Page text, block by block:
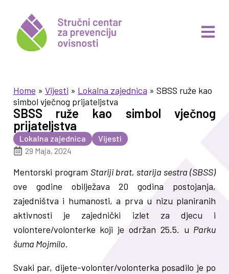
Home » Vijesti » Lokalna zajednica » SBSS ruže kao
simbol vječnog prijateljstva
SBSS ruže kao simbol vječnog
prijateljstva
Lokalna zajednica
Vijesti
29 Maja, 2024
Mentorski program Stariji brat, starija sestra (SBSS)
ove godine obilježava 20 godina postojanja,
zajedništva i humanosti, a prva u nizu planiranih
aktivnosti je zajednički izlet za djecu i
volontere/volonterke koji je održan 25.5. u Parku
šuma Mojmilo.
Svaki par, dijete-volonter/volonterka posadilo je po